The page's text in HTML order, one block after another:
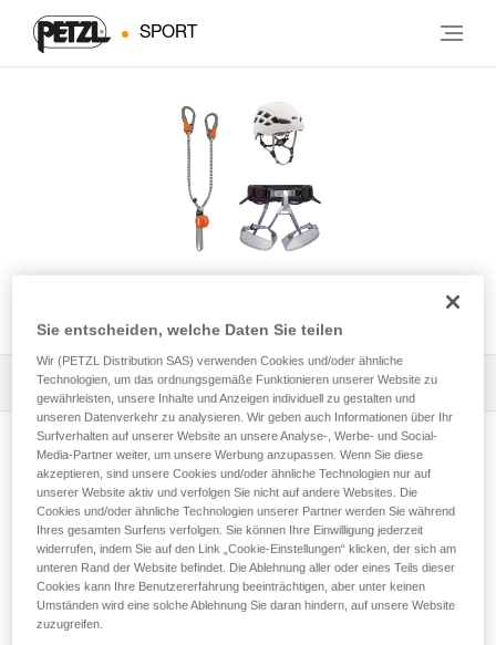
SPORT
Alle technischen Anwendungen 1 Filter
Sichern mit einem Seil zusätzlich zu den
Falldämpfern mit integriertem
Verbindungsmittel
Sie entscheiden, welche Daten Sie teilen
Wir (PETZL Distribution SAS) verwenden Cookies und/oder ähnliche
Technologien, um das ordnungsgemäße Funktionieren unserer Website zu
gewährleisten, unsere Inhalte und Anzeigen individuell zu gestalten und
unseren Datenverkehr zu analysieren. Wir geben auch Informationen über Ihr
Surfverhalten auf unserer Website an unsere Analyse-, Werbe- und Social-
Media-Partner weiter, um unsere Werbung anzupassen. Wenn Sie diese
akzeptieren, sind unsere Cookies und/oder ähnliche Technologien nur auf
unserer Website aktiv und verfolgen Sie nicht auf andere Websites. Die
Cookies und/oder ähnliche Technologien unserer Partner werden Sie während
Ihres gesamten Surfens verfolgen. Sie können Ihre Einwilligung jederzeit
widerrufen, indem Sie auf den Link „Cookie-Einstellungen“ klicken, der sich am
unteren Rand der Website befindet. Die Ablehnung aller oder eines Teils dieser
Cookies kann Ihre Benutzererfahrung beeinträchtigen, aber unter keinen
Umständen wird eine solche Ablehnung Sie daran hindern, auf unsere Website
zuzugreifen.